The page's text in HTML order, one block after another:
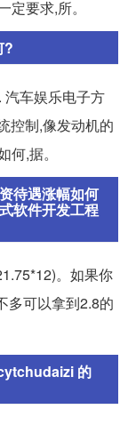
要求,所。
?
汽车娱乐电子方
控制,像发动机的
,据。
待遇涨幅如何
软件开发工程
。如果你
多可以拿到2.8的
的